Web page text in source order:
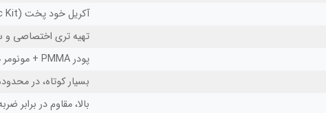
آکریل خود پخت (Self-curing Acrylic Kit)
تهیه تری اختصاصی
پودر PMMA + مونومر متیل متاکریلات
بسیار کوتاه، در محدوده 3 تا 5
بالا، مقاوم در برابر